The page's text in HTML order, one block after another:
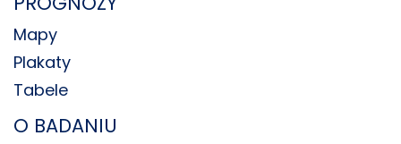
Mapy
Plakaty
Tabele
O BADANIU